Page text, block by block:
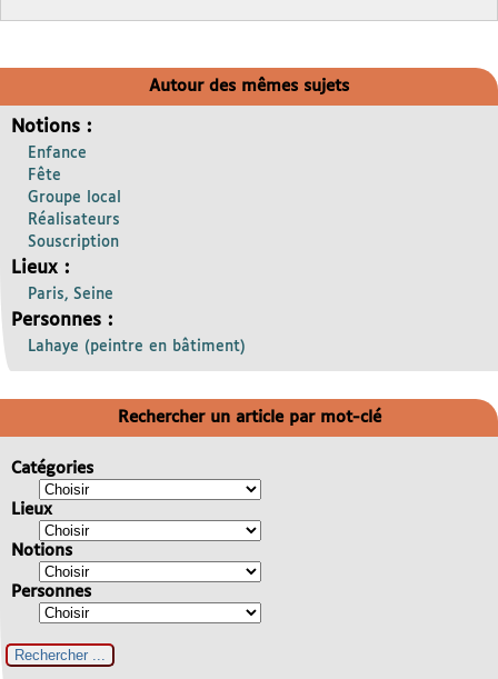
Autour des mêmes sujets
Notions :
Enfance
Fête
Groupe local
Réalisateurs
Souscription
Lieux :
Paris, Seine
Personnes :
Lahaye (peintre en bâtiment)
Rechercher un article par mot-clé
Catégories
Lieux
Notions
Personnes